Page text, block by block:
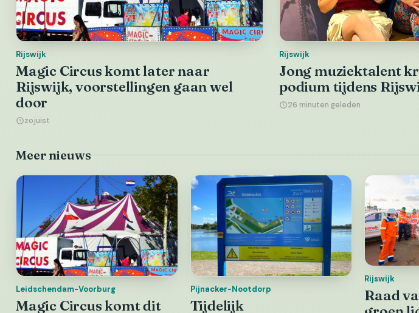
Rijswijk
Magic Circus komt later naar
Rijswijk, voorstellingen gaan wel
door
zojuist
Rijswijk
Jong muziektalent
podium tijdens
26 minuten geleden
Meer nieuws
Leidschendam-Voorburg
Magic Circus komt dit
Pijnacker-Nootdorp
Tijdelijk
Rijswijk
Raad